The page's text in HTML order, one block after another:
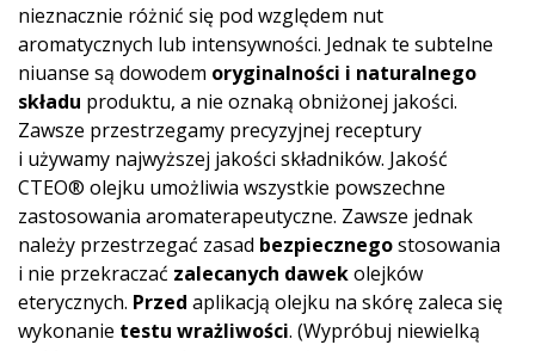
nieznacznie różnić się pod względem nut
aromatycznych lub intensywności. Jednak te subtelne
niuanse są dowodem oryginalności i naturalnego
składu produktu, a nie oznaką obniżonej jakości.
Zawsze przestrzegamy precyzyjnej receptury
i używamy najwyższej jakości składników. Jakość
CTEO® olejku umożliwia wszystkie powszechne
zastosowania aromaterapeutyczne. Zawsze jednak
należy przestrzegać zasad bezpiecznegostosowania
i nie przekraczać zalecanych dawekolejków
eterycznych. Przed aplikacją olejku na skórę zaleca się
wykonanie testu wrażliwości. (Wypróbuj niewielką